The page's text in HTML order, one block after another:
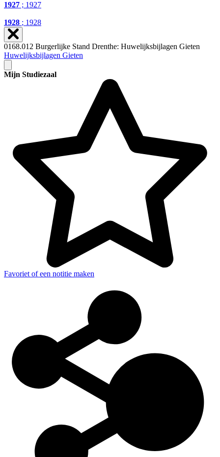
1927 ; 1927
1928 ; 1928
0168.012 Burgerlijke Stand Drenthe: Huwelijksbijlagen Gieten
Huwelijksbijlagen Gieten
Mijn Studiezaal
Favoriet of een notitie maken